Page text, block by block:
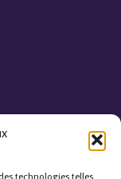
technologies telles